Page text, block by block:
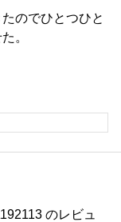
のでひとつひと
。
のレビュ